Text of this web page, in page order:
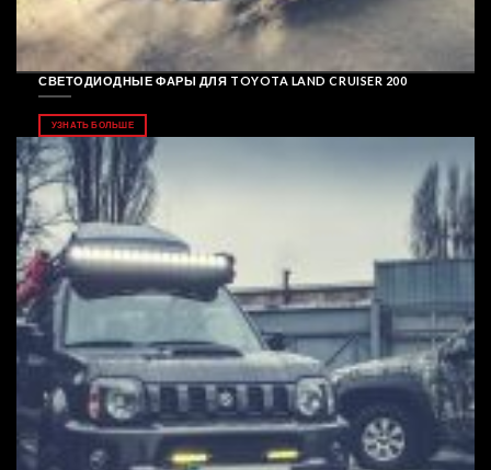
СВЕТОДИОДНЫЕ ФАРЫ ДЛЯ TOYOTA LAND CRUISER 200
УЗНАТЬ БОЛЬШЕ